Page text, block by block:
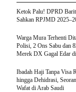
Ketok Palu! DPRD
Sahkan RPJMD
Warga Mura Terhenti
Polisi, 2 Ons Sabu dan
Merek DX Gagal Edar
Ibadah Haji Tanpa Visa
hingga Dehidrasi,
Wafat di Arab Saudi